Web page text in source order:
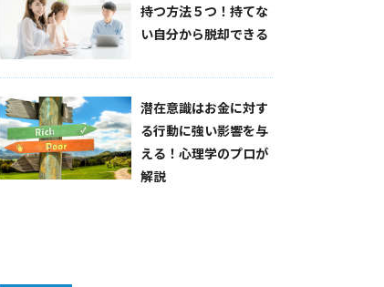
持つ方法５つ！持てな
い自分から脱却できる
潜在意識はお金に対す
る行動に強い影響を与
える！心理学のプロが
解説